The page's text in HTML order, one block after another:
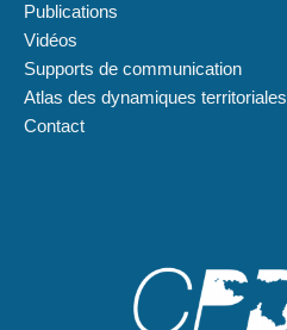
Publications
Vidéos
Supports de communication
Atlas des dynamiques territoriales
Contact